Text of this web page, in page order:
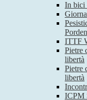
In bici
ITTF
Pietre
libertà
Pietre
libertà
ICPM